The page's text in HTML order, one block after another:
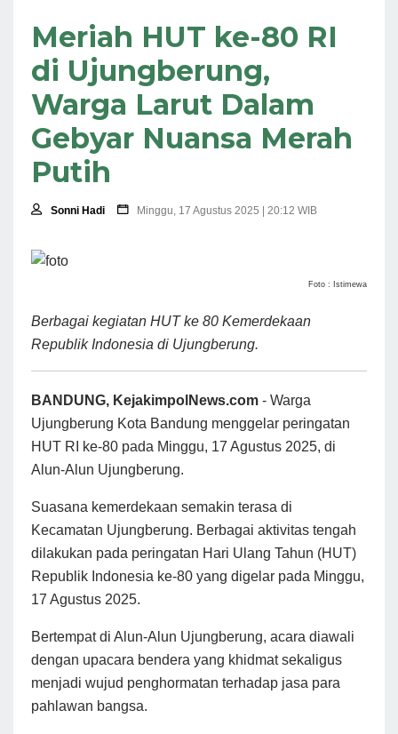
Meriah HUT ke-80 RI
di Ujungberung,
Warga Larut Dalam
Gebyar Nuansa Merah
Putih
Sonni Hadi Minggu, 17 Agustus 2025 | 20:12 WIB
Foto : Istimewa
Berbagai kegiatan HUT ke 80 Kemerdekaan
Republik Indonesia di Ujungberung.
BANDUNG, KejakimpolNews.com - Warga
Ujungberung Kota Bandung menggelar peringatan
HUT RI ke-80 pada Minggu, 17 Agustus 2025, di
Alun-Alun Ujungberung.
Suasana kemerdekaan semakin terasa di
Kecamatan Ujungberung. Berbagai aktivitas tengah
dilakukan pada peringatan Hari Ulang Tahun (HUT)
Republik Indonesia ke-80 yang digelar pada Minggu,
17 Agustus 2025.
Bertempat di Alun-Alun Ujungberung, acara diawali
dengan upacara bendera yang khidmat sekaligus
menjadi wujud penghormatan terhadap jasa para
pahlawan bangsa.